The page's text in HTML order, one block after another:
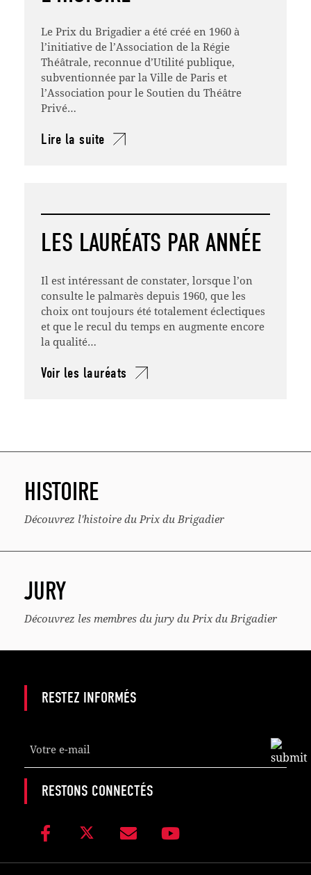
Le Prix du Brigadier a été créé en 1960 à
l’initiative de l’Association de la Régie
Théâtrale, reconnue d’Utilité publique,
subventionnée par la Ville de Paris et
l’Association pour le Soutien du Théâtre
Privé…
Lire la suite
LES LAURÉATS PAR ANNÉE
Il est intéressant de constater, lorsque l’on
consulte le palmarès depuis 1960, que les
choix ont toujours été totalement éclectiques
et que le recul du temps en augmente encore
la qualité…
Voir les lauréats
HISTOIRE
Découvrez l'histoire du Prix du Brigadier
JURY
Découvrez les membres du jury du Prix du Brigadier
RESTEZ INFORMÉS
Website *
RESTONS CONNECTÉS